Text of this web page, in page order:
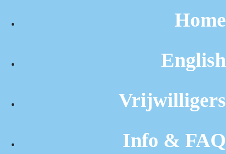
Home
English
Vrijwilligers
Info & FAQ